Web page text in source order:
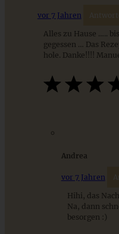
Saftiger Skyr-
9 saisonale Rezepte im
vor 7 Jahren
Alles zu Hause …..
gegessen … Das
hole. Danke!!!!
Andrea
vor 7 Jahren
Hihi, das
Na, dann
besorgen :)